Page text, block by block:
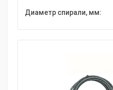
Диаметр спирали, мм: